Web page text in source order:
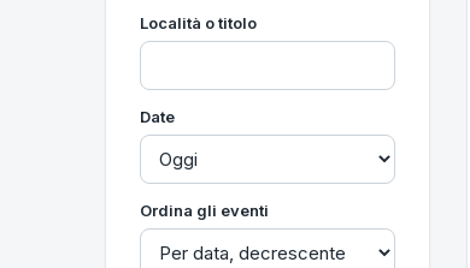
Località o titolo
Date
Ordina gli eventi